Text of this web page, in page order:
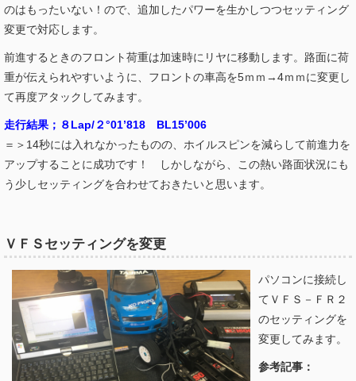
のはもったいない！ので、追加したパワーを生かしつつセッティング
変更で対応します。
前進するときのフロント荷重は加速時にリヤに移動します。路面に荷
重が伝えられやすいように、フロントの車高を5ｍｍ→4ｍｍに変更し
て再度アタックしてみます。
走行結果；８Lap/２°01’818 BL15’006
＝＞14秒には入れなかったものの、ホイルスピンを減らして前進力を
アップすることに成功です！ しかしながら、この熱い路面状況にも
う少しセッティングを合わせておきたいと思います。
ＶＦＳセッティングを変更
パソコンに接続し
てＶＦＳ－ＦＲ２
のセッティングを
変更してみます。
参考記事：